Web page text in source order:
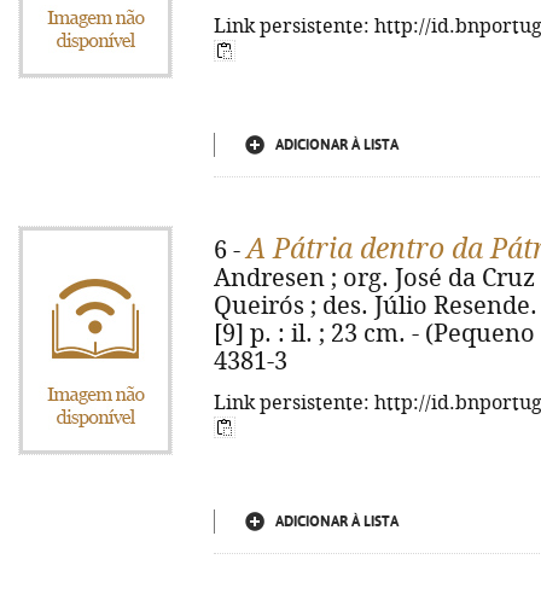
Link persistente: http://
ADICIONAR À LISTA
6 -A Pátria dentro da
Andresen ; org. José da
Queirós ; des. Júlio
[9] p. : il. ; 23 cm. -
4381-3
Link persistente: http://
ADICIONAR À LISTA